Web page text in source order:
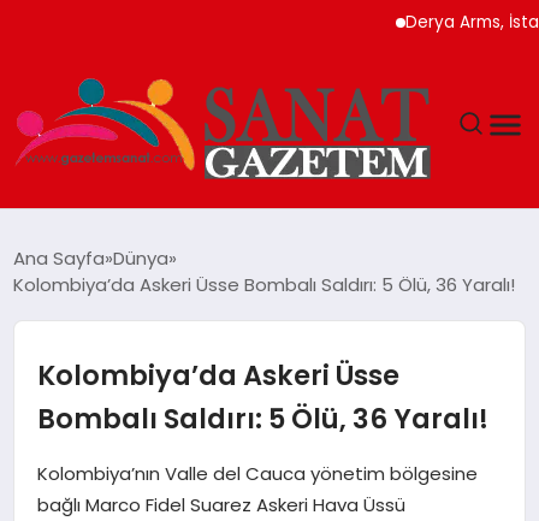
Derya Arms,
TEKNOLOJI
SIYASET
SPOR
YAŞAM
Ana Sayfa Dünya
Kolombiya’da Askeri Üsse Bombalı Saldırı: 5 Ölü, 36 Yaralı!
Kolombiya’da Askeri Üsse
Bombalı Saldırı: 5 Ölü, 36 Yaralı!
Kolombiya’nın Valle del Cauca yönetim bölgesine
bağlı Marco Fidel Suarez Askeri Hava Üssü